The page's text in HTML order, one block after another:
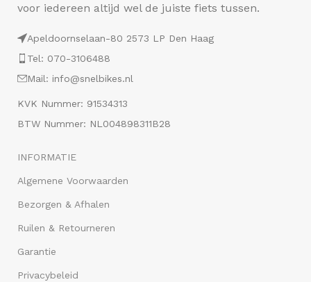
voor iedereen altijd wel de juiste fiets tussen.
Apeldoornselaan-80 2573 LP Den Haag
Tel: 070-3106488
Mail: info@snelbikes.nl
KVK Nummer: 91534313
BTW Nummer: NL004898311B28
INFORMATIE
Algemene Voorwaarden
Bezorgen & Afhalen
Ruilen & Retourneren
Garantie
Privacybeleid